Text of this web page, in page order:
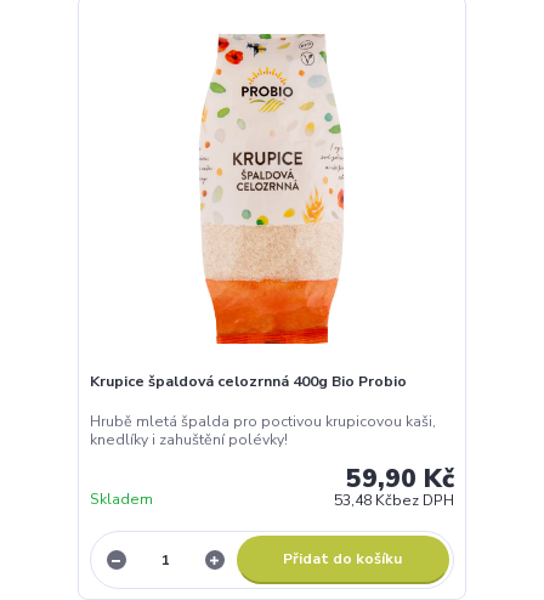
Krupice špaldová celozrnná 400g Bio Probio
Hrubě mletá špalda pro poctivou krupicovou kaši,
knedlíky i zahuštění polévky!
59,90 Kč
53,48 Kčbez DPH
Skladem
Přidat do košíku